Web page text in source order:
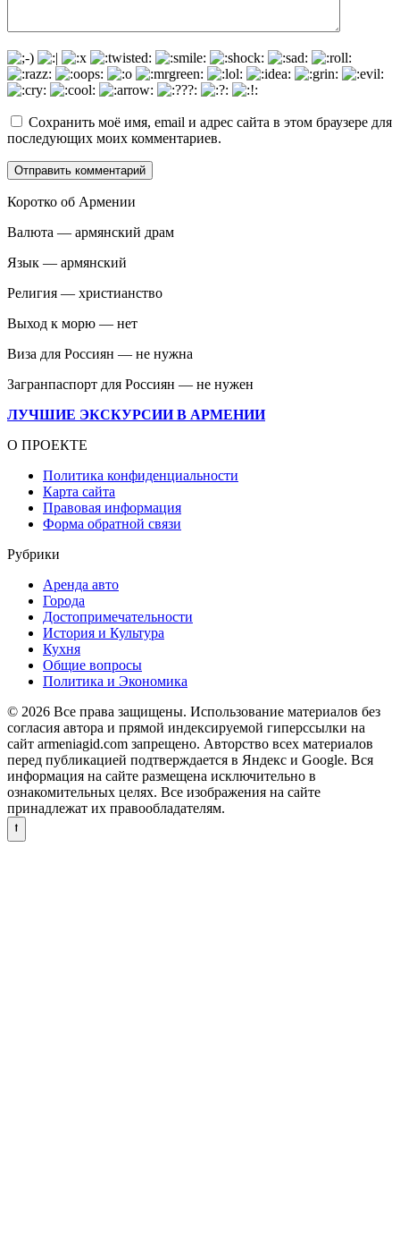
Сохранить моё имя, email и адрес сайта в этом браузере для
последующих моих комментариев.
Коротко об Армении
Валюта — армянский драм
Язык — армянский
Религия — христианство
Выход к морю — нет
Виза для Россиян — не нужна
Загранпаспорт для Россиян — не нужен
ЛУЧШИЕ ЭКСКУРСИИ В АРМЕНИИ
О ПРОЕКТЕ
Политика конфиденциальности
Карта сайта
Правовая информация
Форма обратной связи
Рубрики
Аренда авто
Города
Достопримечательности
История и Культура
Кухня
Общие вопросы
Политика и Экономика
© 2026 Все права защищены. Использование материалов без
согласия автора и прямой индексируемой гиперссылки на
сайт armeniagid.com запрещено. Авторство всех материалов
перед публикацией подтверждается в Яндекс и Google. Вся
информация на сайте размещена исключительно в
ознакомительных целях. Все изображения на сайте
принадлежат их правообладателям.